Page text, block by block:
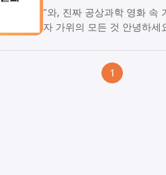
"와, 진짜 공상과학 영화 속
자 가위의 모
1